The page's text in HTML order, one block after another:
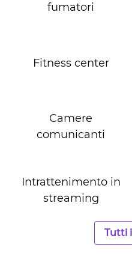
fumatori
Fitness center
Camere
comunicanti
Intrattenimento in
streaming
Tutti